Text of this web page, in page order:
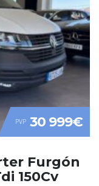
PVP 30 999€
Furgón
150Cv